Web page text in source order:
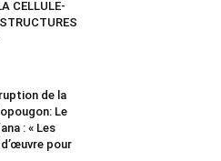
CELLULE-
de la
Le
: « Les
pour